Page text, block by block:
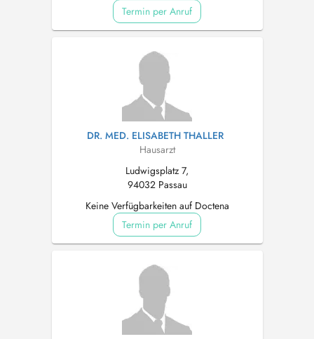
Termin per Anruf
DR. MED. ELISABETH THALLER
Hausarzt
Ludwigsplatz 7,
94032 Passau
Keine Verfügbarkeiten auf Doctena
Termin per Anruf